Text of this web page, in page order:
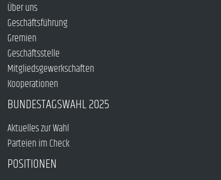
Über uns
Geschäftsführung
Gremien
Geschäftsstelle
Mitgliedsgewerkschaften
Kooperationen
BUNDESTAGSWAHL 2025
Aktuelles zur Wahl
Parteien im Check
POSITIONEN